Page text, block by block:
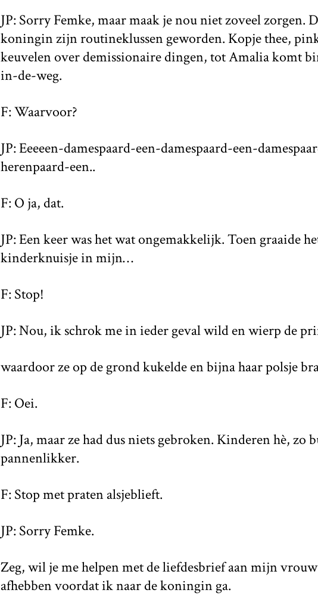
JP: Sorry Femke, maar maak je nou niet zoveel zorgen.
koningin zijn routineklussen geworden. Kopje thee,
keuvelen over demissionaire dingen, tot Amalia komt
in-de-weg.
F: Waarvoor?
JP: Eeeeen-damespaard-een-damespaard-een-
herenpaard-een..
F: O ja, dat.
JP: Een keer was het wat ongemakkelijk. Toen graaide
kinderknuisje in mijn…
F: Stop!
JP: Nou, ik schrok me in ieder geval wild en wierp de
waardoor ze op de grond kukelde en bijna haar polsje
F: Oei.
JP: Ja, maar ze had dus niets gebroken. Kinderen hè, zo
pannenlikker.
F: Stop met praten alsjeblieft.
JP: Sorry Femke.
Zeg, wil je me helpen met de liefdesbrief aan mijn
afhebben voordat ik naar de koningin ga.